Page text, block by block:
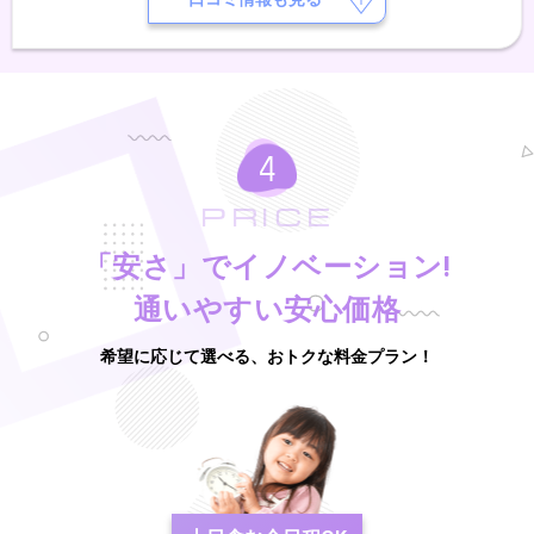
PRICE
「安さ」でイノベーション!
通いやすい安心価格
希望に応じて選べる、おトクな料金プラン！